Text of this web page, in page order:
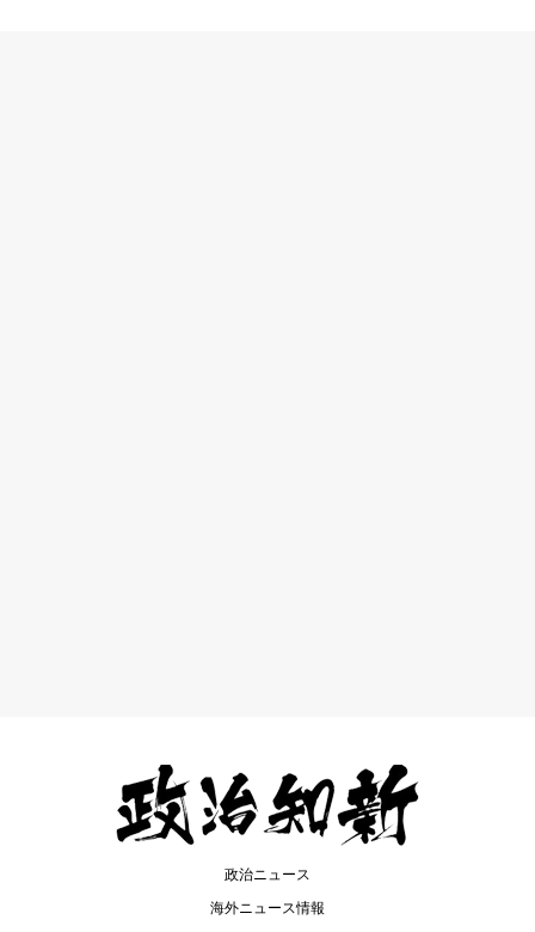
政治ニュース
海外ニュース情報